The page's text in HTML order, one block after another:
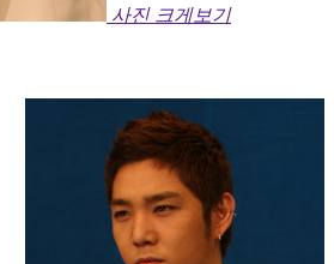
사진 크게보기